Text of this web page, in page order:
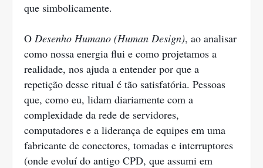
que simbolicamente.
O Desenho Humano (Human Design), ao analisar
como nossa energia flui e como projetamos a
realidade, nos ajuda a entender por que a
repetição desse ritual é tão satisfatória. Pessoas
que, como eu, lidam diariamente com a
complexidade da rede de servidores,
computadores e a liderança de equipes em uma
fabricante de conectores, tomadas e interruptores
(onde evoluí do antigo CPD, que assumi em